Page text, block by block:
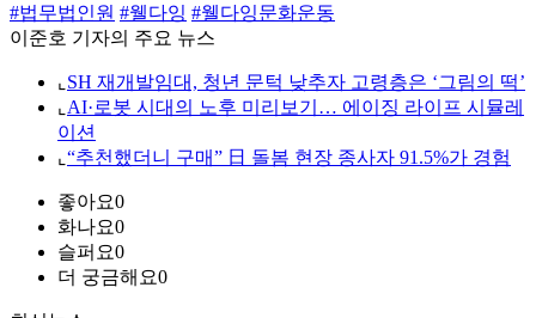
#법무법인원 #웰다잉 #웰다잉문화운동
이준호 기자의 주요 뉴스
⌞ SH 재개발임대, 청년 문턱 낮추자 고령층은 ‘그림의 떡’
⌞ AI·로봇 시대의 노후 미리보기… 에이징 라이프 시뮬레
이션
⌞ “추천했더니 구매” 日 돌봄 현장 종사자 91.5%가 경험
좋아요0
화나요0
슬퍼요0
더 궁금해요0